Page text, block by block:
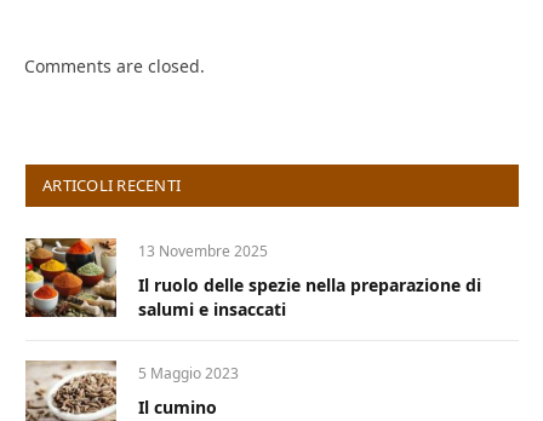
Comments are closed.
ARTICOLI RECENTI
13 Novembre 2025
Il ruolo delle spezie nella preparazione di
salumi e insaccati
5 Maggio 2023
Il cumino